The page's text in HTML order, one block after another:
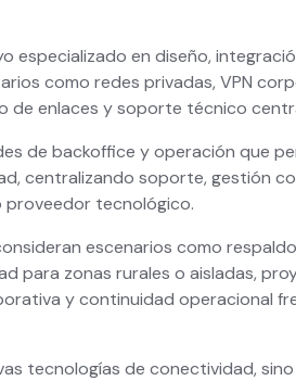
especializado en diseño,
como redes privadas, VPN
de enlaces y soporte técnico
de backoffice y operación que
centralizando soporte, gestión
tecnológico.
escenarios como
para zonas rurales o aisladas,
y continuidad operacional
tecnologías de conectividad,